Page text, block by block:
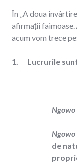
În „A doua
afirmații faimoase.
acum vom trece
1. Lucrurile
Ngowo
de